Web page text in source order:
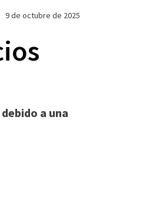
9 de octubre de 2025
a una